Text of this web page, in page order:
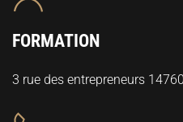
FORMATION
3 rue des entrepreneurs